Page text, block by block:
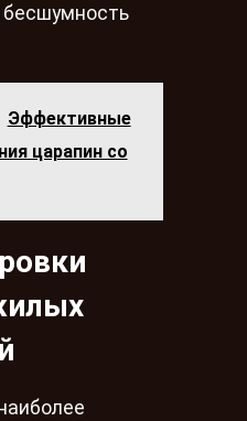
бесшумность
Эффективные
царапин со